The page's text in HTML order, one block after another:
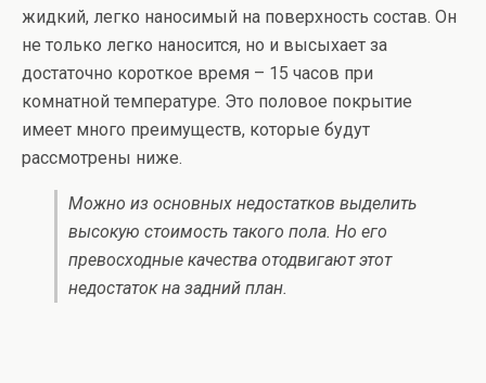
жидкий, легко наносимый на поверхность состав. Он
не только легко наносится, но и высыхает за
достаточно короткое время – 15 часов при
комнатной температуре. Это половое покрытие
имеет много преимуществ, которые будут
рассмотрены ниже.
Можно из основных недостатков выделить
высокую стоимость такого пола. Но его
превосходные качества отодвигают этот
недостаток на задний план.